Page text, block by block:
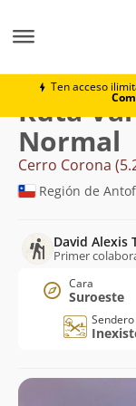
Ten acceso
Ruta
Normal
Cerro Corona
Región de
David Alexis
Primer
Cara
Suroeste
Sendero